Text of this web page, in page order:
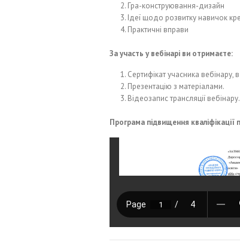
Гра-конструювання-дизайн
Ідеї щодо розвитку навичок
Практичні вправи
За участь у вебінарі ви отримаєте:
Сертифікат учасника вебінару,
Презентацію з матеріалами.
Відеозапис трансляції вебінару.
Програма підвищення кваліфікації